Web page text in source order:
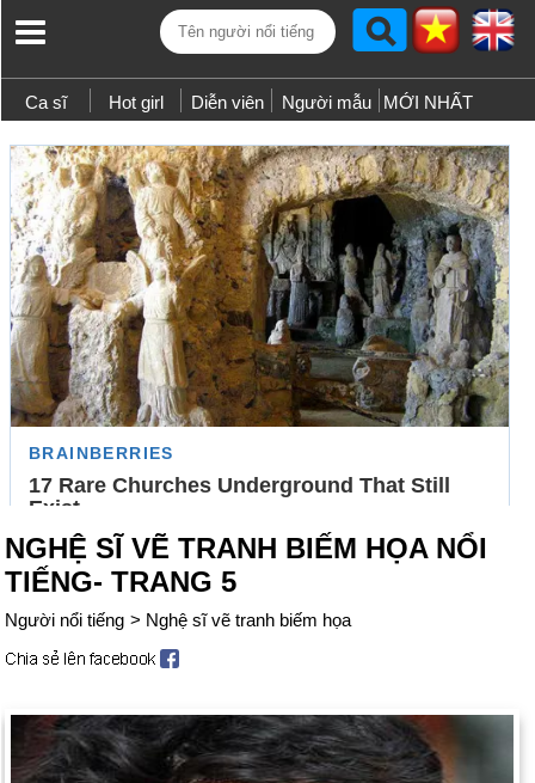
Ca sĩ Hot girl Diễn viên Người mẫu MỚI NHẤT
NGHỆ SĨ VẼ TRANH BIẾM HỌA NỔI
TIẾNG- TRANG 5
Người nổi tiếng > Nghệ sĩ vẽ tranh biếm họa